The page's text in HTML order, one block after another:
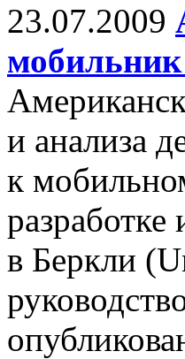
23.07.2009
и анализа
к
в Беркли